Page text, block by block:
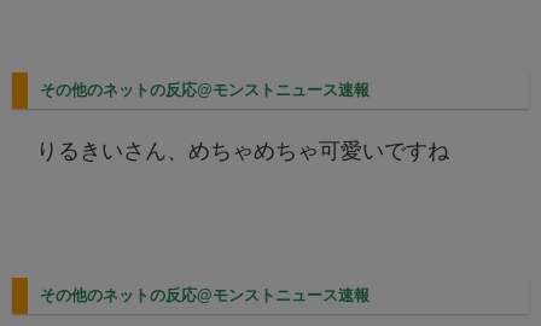
その他のネットの反応@モンストニュース速報
りるきいさん、めちゃめちゃ可愛いですね
その他のネットの反応@モンストニュース速報